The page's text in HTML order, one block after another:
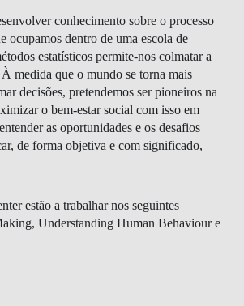
NOTÍCIAS
conhecimento sobre o processo
ocupamos dentro de uma escola de
estatísticos permite-nos colmatar a
medida que o mundo se torna mais
decisões, pretendemos ser pioneiros na
o bem-estar social com isso em
as oportunidades e os desafios
de forma objetiva e com significado,
estão a trabalhar nos seguintes
Understanding Human Behaviour e